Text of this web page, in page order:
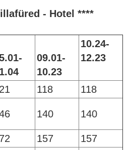
- Hotel ****
09.01-
10.23
10.24-
12.23
118
118
140 140
157
157